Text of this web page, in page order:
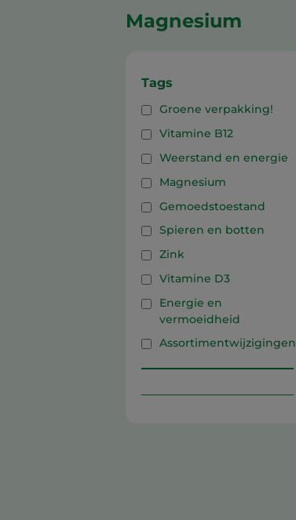
Magnesium
Tags
Groene verpakking!
Vitamine B12
Weerstand en energie
Magnesium
Gemoedstoestand
Spieren en botten
Zink
Vitamine D3
Energie en
vermoeidheid
Assortimentwijzigingen